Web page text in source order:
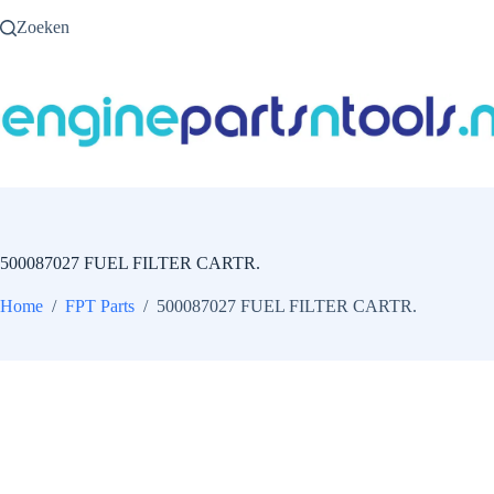
naarZoeken
500087027 FUEL FILTER CARTR.
Home / FPT Parts / 500087027 FUEL FILTER CARTR.